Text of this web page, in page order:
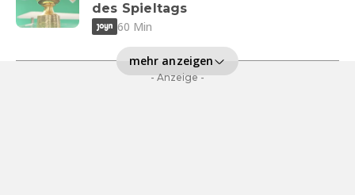
des Spieltags
60 Min
mehr anzeigen
- Anzeige -